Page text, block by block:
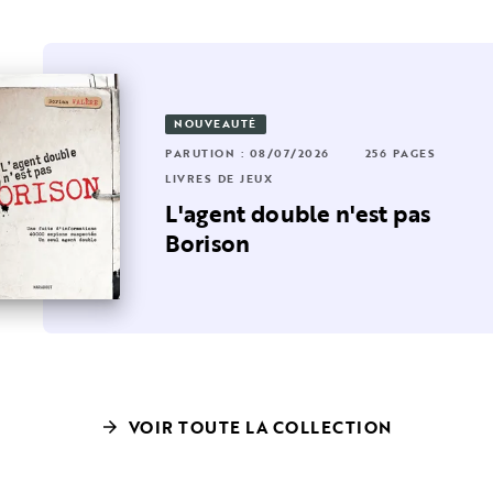
PAGES
: 15/04/2026
DE JEUX
jeux
NOUVEAUTÉ
PARUTION : 08/07/2026
256 PAGES
LIVRES DE JEUX
L'agent double n'est pas
Borison
arrow_forward VOIR TOUTE LA COLLECTION